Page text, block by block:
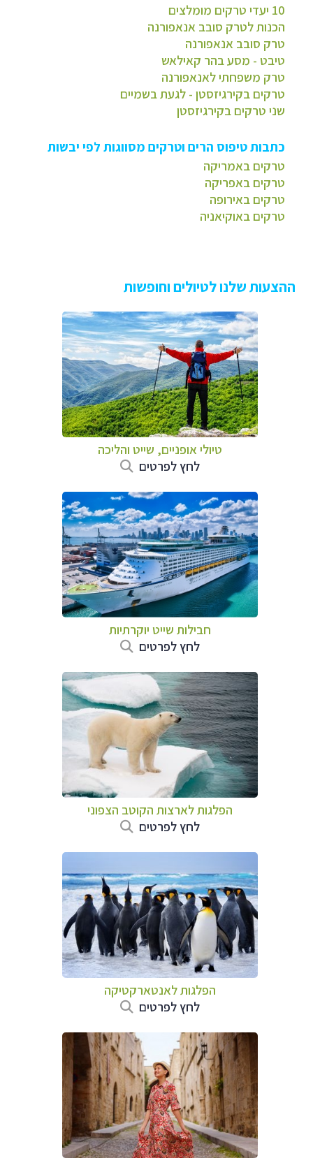
10 יעדי טרקים מומלצים
הכנות לטרק סובב אנאפורנה
טרק סובב אנאפורנה
טיבט - מסע בהר קאילאש
טרק משפחתי לאנאפורנה
טרקים בקירגיזסטן - לגעת בשמיים
שני טרקים בקירגיזסטן
כתבות טיפוס הרים וטרקים מסווגות לפי יבשות
טרקים באמריקה
טרקים באפריקה
טרקים באירופה
טרקים באוקיאניה
ההצעות שלנו לטיולים וחופשות
טיולי אופניים, שייט והליכה
לחץ לפרטים
חבילות שייט יוקרתיות
לחץ לפרטים
הפלגות לארצות הקוטב הצפוני
לחץ לפרטים
הפלגות לאנטארקטיקה
לחץ לפרטים